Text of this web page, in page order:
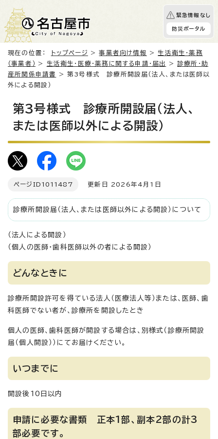
緊急情報なし
防災ポータル
現在の位置： トップページ >事業者向け情報 >生活衛生・薬務
（事業者）
> 生活衛生・医療・薬務に関する申請・届出 >診療所・助
産所関係申請書
> 第3号様式 診療所開設届（法人、または医師以
外による開設）
第3号様式 診療所開設届（法人、
または医師以外による開設）
ページID 1011487 更新日 2026年4月1日
診療所開設届（法人、または医師以外による開設）について
（法人による開設）
（個人の医師・歯科医師以外の者による開設）
どんなときに
診療所開設許可を得ている法人（医療法人等）または、医師、歯
科医師でない者が、診療所を開設したとき
個人の医師、歯科医師が開設する場合は、別様式（診療所開設
届（個人開設））にてお届けください。
いつまでに
開設後10日以内
申請に必要な書類 正本1部、副本2部の計3
部必要です。